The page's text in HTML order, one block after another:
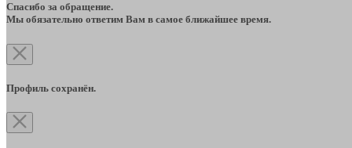
Спасибо за обращение.
Мы обязательно ответим Вам в самое ближайшее время.
Профиль сохранён.